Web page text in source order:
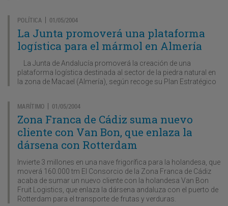
POLÍTICA | 01/05/2004
La Junta promoverá una plataforma
logística para el mármol en Almería
La Junta de Andalucía promoverá la creación de una
plataforma logística destinada al sector de la piedra natural en
la zona de Macael (Almería), según recoge su Plan Estratégico
MARÍTIMO | 01/05/2004
Zona Franca de Cádiz suma nuevo
cliente con Van Bon, que enlaza la
dársena con Rotterdam
Invierte 3 millones en una nave frigorífica para la holandesa, que
moverá 160.000 tm El Consorcio de la Zona Franca de Cádiz
acaba de sumar un nuevo cliente con la holandesa Van Bon
Fruit Logistics, que enlaza la dársena andaluza con el puerto de
Rotterdam para el transporte de frutas y verduras.